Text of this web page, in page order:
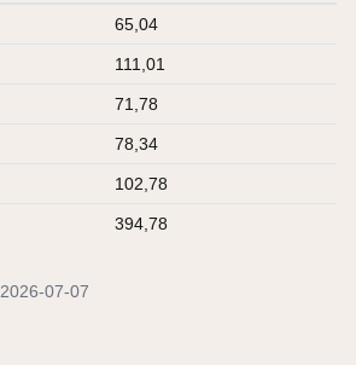
65,04
111,01
71,78
78,34
102,78
394,78
2026-07-07